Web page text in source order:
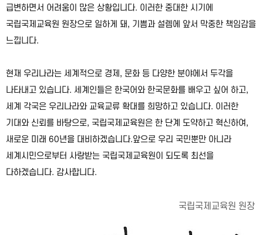
급변하면서 어려움이 많은 상황입니다. 이러한 중대한 시기에
국립국제교육원 원장으로 일하게 돼, 기쁨과 설렘에 앞서 막중한 책임감을
느낍니다.
현재 우리나라는 세계적으로 경제, 문화 등 다양한 분야에서 두각을
나타내고 있습니다. 세계인들은 한국어와 한국문화를 배우고 싶어 하고,
세계 각국은 우리나라와 교육교류 확대를 희망하고 있습니다. 이러한
기대와 신뢰를 바탕으로, 국립국제교육원은 한 단계 도약하고 혁신하여,
새로운 미래 60년을 대비하겠습니다.앞으로 우리 국민뿐만 아니라
세계시민으로부터 사랑받는 국립국제교육원이 되도록 최선을
다하겠습니다. 감사합니다.
국립국제교육원 원장